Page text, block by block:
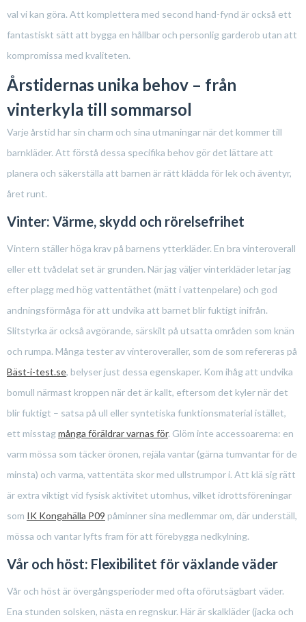
val vi kan göra. Att komplettera med second hand-fynd är också ett
fantastiskt sätt att bygga en hållbar och personlig garderob utan att
kompromissa med kvaliteten.
Årstidernas unika behov – från
vinterkyla till sommarsol
Varje årstid har sin charm och sina utmaningar när det kommer till
barnkläder. Att förstå dessa specifika behov gör det lättare att
planera och säkerställa att barnen är rätt klädda för lek och äventyr,
året runt.
Vinter: Värme, skydd och rörelsefrihet
Vintern ställer höga krav på barnens ytterkläder. En bra vinteroverall
eller ett tvådelat set är grunden. När jag väljer vinterkläder letar jag
efter plagg med hög vattentäthet (mätt i vattenpelare) och god
andningsförmåga för att undvika att barnet blir fuktigt inifrån.
Slitstyrka är också avgörande, särskilt på utsatta områden som knän
och rumpa. Många tester av vinteroveraller, som de som refereras på
Bäst-i-test.se, belyser just dessa egenskaper. Kom ihåg att undvika
bomull närmast kroppen när det är kallt, eftersom det kyler när det
blir fuktigt – satsa på ull eller syntetiska funktionsmaterial istället,
ett misstagmånga föräldrar varnas för. Glöm inte accessoarerna: en
varm mössa som täcker öronen, rejäla vantar (gärna tumvantar för de
minsta) och varma, vattentäta skor med ullstrumpor i. Att klä sig rätt
är extra viktigt vid fysisk aktivitet utomhus, vilket idrottsföreningar
som IK Kongahälla P09 påminner sina medlemmar om, där underställ,
mössa och vantar lyfts fram för att förebygga nedkylning.
Vår och höst: Flexibilitet för växlande väder
Vår och höst är övergångsperioder med ofta oförutsägbart väder.
Ena stunden solsken, nästa en regnskur. Här är skalkläder (jacka och